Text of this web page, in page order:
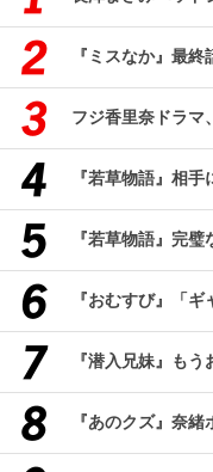
『ミスなか』最
フジ香里奈ドラマ
『若草物語』相
『若草物語』完
『おむすび』「
『潜入兄妹』も
『あのクズ』奈